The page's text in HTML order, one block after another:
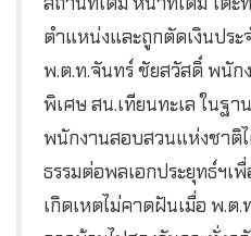
ตำแหน่งและถูกตัดเงินปร
พ.ต.ท.จันทร์ ชัยสวัสดิ์ พนั
พิเศษ สน.เทียนทะเล ในฐา
พนักงานสอบสวนแห่งชาติ
ธรรมต่อพลเอกประยุทธ์ฯเ
เกิดเหตไม่คาดฝันเมื่อ พ.ต